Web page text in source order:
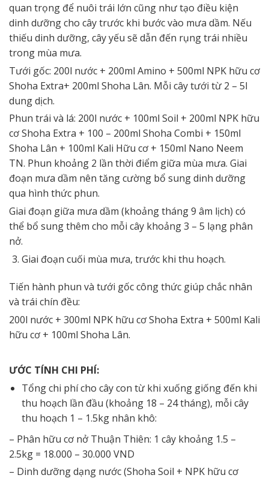
quan trọng để nuôi trái lớn cũng như tạo điều kiện
dinh dưỡng cho cây trước khi bước vào mưa dầm. Nếu
thiếu dinh dưỡng, cây yếu sẽ dẫn đến rụng trái nhiều
trong mùa mưa.
Tưới gốc: 200l nước + 200ml Amino + 500ml NPK hữu cơ
Shoha Extra+ 200ml Shoha Lân. Mỗi cây tưới từ 2 – 5l
dung dịch.
Phun trái và lá: 200l nước + 100ml Soil + 200ml NPK hữu
cơ Shoha Extra + 100 – 200ml Shoha Combi + 150ml
Shoha Lân + 100ml Kali Hữu cơ + 150ml Nano Neem
TN. Phun khoảng 2 lần thời điểm giữa mùa mưa. Giai
đoạn mưa dầm nên tăng cường bổ sung dinh dưỡng
qua hình thức phun.
Giai đoạn giữa mưa dầm (khoảng tháng 9 âm lịch) có
thể bổ sung thêm cho mỗi cây khoảng 3 – 5 lạng phân
nở.
Giai đoạn cuối mùa mưa, trước khi thu hoạch.
Tiến hành phun và tưới gốc công thức giúp chắc nhân
và trái chín đều:
200l nước + 300ml NPK hữu cơ Shoha Extra + 500ml Kali
hữu cơ + 100ml Shoha Lân.
ƯỚC TÍNH CHI PHÍ:
Tổng chi phí cho cây con từ khi xuống giống đến khi
thu hoạch lần đầu (khoảng 18 – 24 tháng), mỗi cây
thu hoạch 1 – 1.5kg nhân khô:
– Phân hữu cơ nở Thuận Thiên: 1 cây khoảng 1.5 –
2.5kg = 18.000 – 30.000 VND
– Dinh dưỡng dạng nước (Shoha Soil + NPK hữu cơ